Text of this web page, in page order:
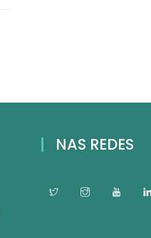
NAS REDES